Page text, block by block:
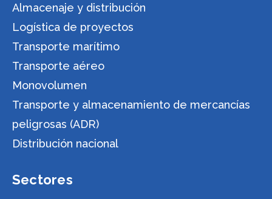
Almacenaje y distribución
Logística de proyectos
Transporte marítimo
Transporte aéreo
Monovolumen
Transporte y almacenamiento de mercancías
peligrosas (ADR)
Distribución nacional
Sectores